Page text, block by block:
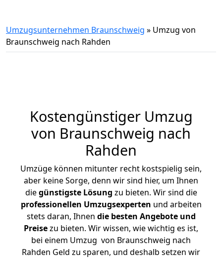
Umzugsunternehmen Braunschweig » Umzug von
Braunschweig nach Rahden
Kostengünstiger Umzug
von Braunschweig nach
Rahden
Umzüge können mitunter recht kostspielig sein,
aber keine Sorge, denn wir sind hier, um Ihnen
diegünstigste Lösung zu bieten. Wir sind die
professionellen Umzugsexperten und arbeiten
stets daran, Ihnen die besten Angebote und
Preisezu bieten. Wir wissen, wie wichtig es ist,
bei einem Umzug von Braunschweig nach
Rahden Geld zu sparen, und deshalb setzen wir